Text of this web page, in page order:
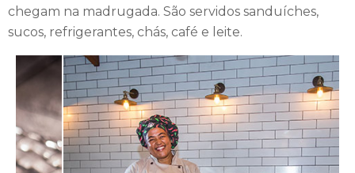
chegam na madrugada. São servidos sanduíches,
sucos, refrigerantes, chás, café e leite.